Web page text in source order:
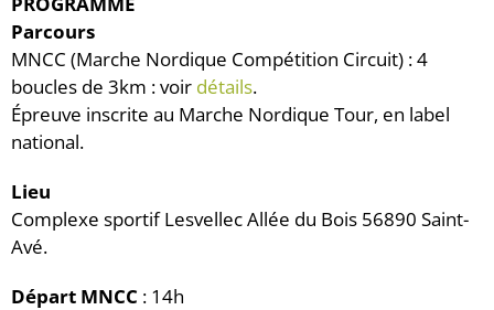
Parcours
MNCC (Marche Nordique Compétition Circuit) : 4
boucles de 3km : voir détails.
Épreuve inscrite au Marche Nordique Tour, en label
national.
Lieu
Complexe sportif Lesvellec Allée du Bois 56890 Saint-
Avé.
Départ MNCC : 14h